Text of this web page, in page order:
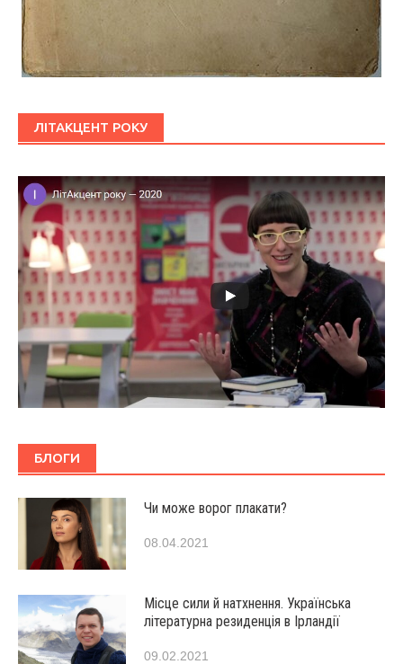
ЛІТАКЦЕНТ РОКУ
БЛОГИ
Чи може ворог плакати?
08.04.2021
Місце сили й натхнення. Українська
літературна резиденція в Ірландії
09.02.2021